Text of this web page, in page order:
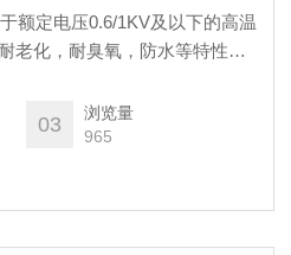
额定电压0.6/1KV及以下的高温
老化，耐臭氧，防水等特性，
等高温工业中。
03
浏览量
965